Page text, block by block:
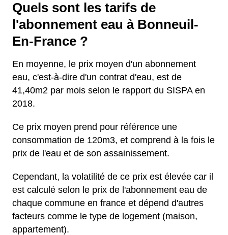
Quels sont les tarifs de
l'abonnement eau à Bonneuil-
En-France ?
En moyenne, le prix moyen d'un abonnement
eau, c'est-à-dire d'un contrat d'eau, est de
41,40m2 par mois selon le rapport du SISPA en
2018.
Ce prix moyen prend pour référence une
consommation de 120m3, et comprend à la fois le
prix de l'eau et de son assainissement.
Cependant, la volatilité de ce prix est élevée car il
est calculé selon le prix de l'abonnement eau de
chaque commune en france et dépend d'autres
facteurs comme le type de logement (maison,
appartement).